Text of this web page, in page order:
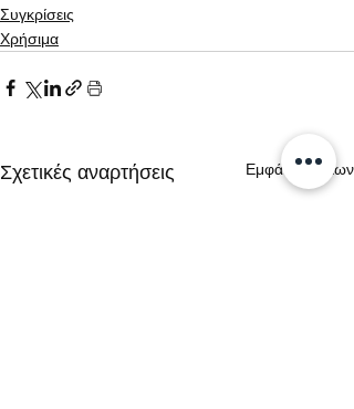
Συγκρίσεις
Χρήσιμα
Σχετικές αναρτήσεις Εμφάνιση όλων